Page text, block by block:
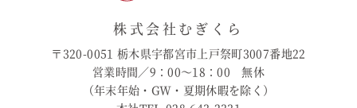
株式会社むぎくら
〒320-0051 栃木県宇都宮市上戸祭町3007番地22
営業時間／9：00〜18：00 無休
（年末年始・GW・夏期休暇を除く）